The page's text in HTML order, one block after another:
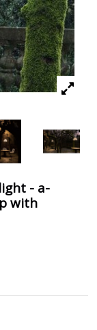
- a-
with